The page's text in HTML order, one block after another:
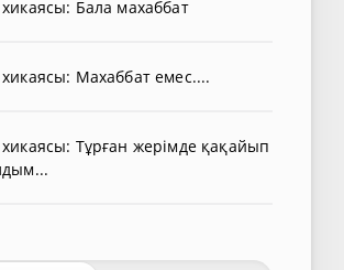
Бала махаббат
Махаббат емес....
Тұрған жерімде қақайып